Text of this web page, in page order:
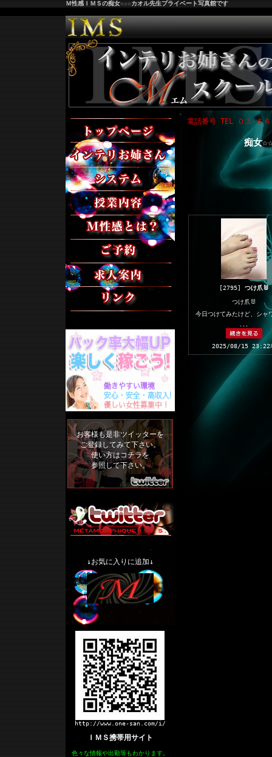
Ｍ性感ＩＭＳの痴女☆☆☆カオル先生プライベート写真館です
トップページ
女性紹介
料金システム
授業内容
M性感とは？
ご予約
求人案内
リンク集
お客様も是非ツイッターを
ご登録してみて下さい。
使い方はコチラを
参照して下さい。
↓お気に入りに追加↓
http://www.one-san.com/i/
ＩＭＳ携帯用サイト
色々な情報や出勤等もわかります。
電話番号TEL ０３-６６
痴女
[2795] つけ爪🐰
つけ爪🐰
今日つけてみたけど、シャ
･･･
2025/08/15 23:22